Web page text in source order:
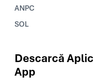
ANPC
SOL
Descarcă
App